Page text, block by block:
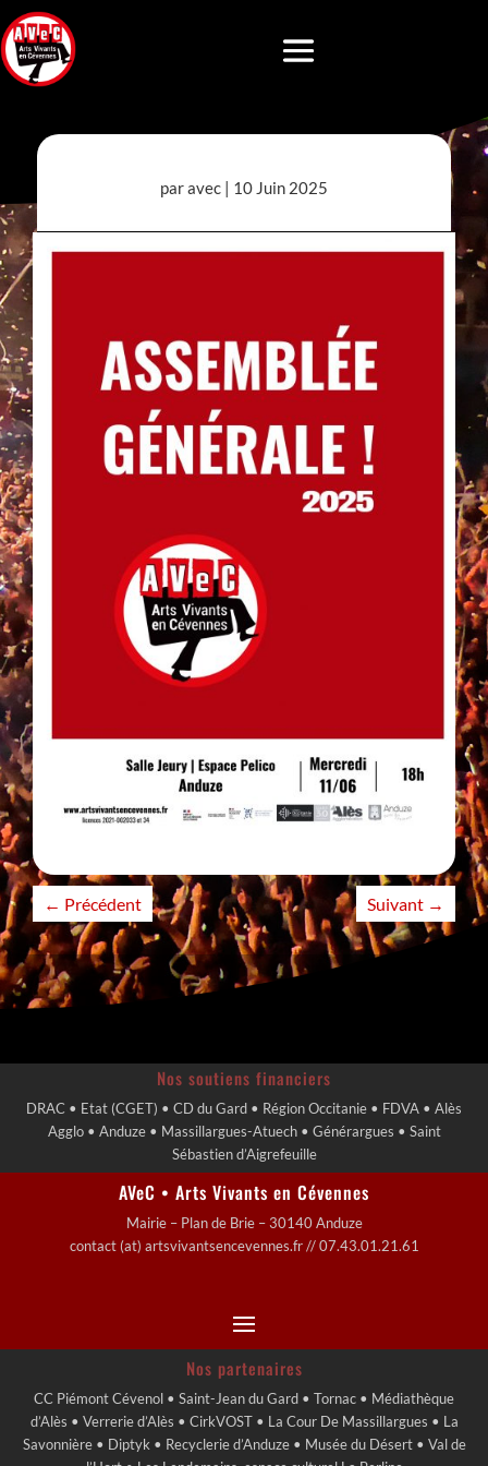
paravec| 10 Juin 2025
← Précédent Suivant →
Nos soutiens financiers
DRAC • Etat (CGET) • CD du Gard • Région Occitanie • FDVA • Alès
Agglo • Anduze • Massillargues-Atuech • Générargues • Saint
Sébastien d’Aigrefeuille
AVeC • Arts Vivants en Cévennes
Mairie – Plan de Brie – 30140 Anduze
contact (at) artsvivantsencevennes.fr // 07.43.01.21.61
Nos partenaires
CC Piémont Cévenol • Saint-Jean du Gard • Tornac • Médiathèque
d’Alès • Verrerie d’Alès • CirkVOST • La Cour De Massillargues • La
Savonnière • Diptyk • Recyclerie d’Anduze • Musée du Désert • Val de